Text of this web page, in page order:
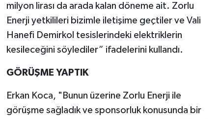
milyon lirası da arada kalan döneme ait. Zorlu
Enerji yetkilileri bizimle iletişime geçtiler ve Vali
Hanefi Demirkol tesislerindeki elektriklerin
kesileceğini söylediler” ifadelerini kullandı.
GÖRÜŞME YAPTIK
Erkan Koca, "Bunun üzerine Zorlu Enerji ile
görüşme sağladık ve sponsorluk konusunda bir